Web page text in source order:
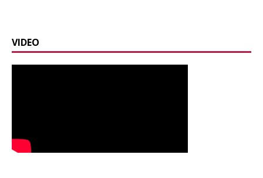
VIDEO